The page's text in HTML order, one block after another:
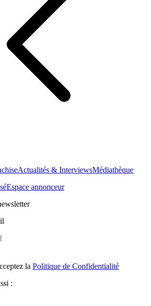
Actualités & InterviewsMédiathèque
Espace annonceur
la Politique de Confidentialité
: